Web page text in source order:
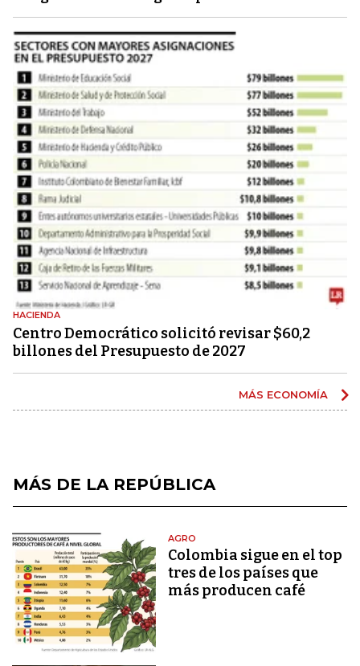
HACIENDA
Centro Democrático solicitó revisar $60,2
billones del Presupuesto de 2027
MÁS ECONOMÍA
MÁS DE LA REPÚBLICA
AGRO
Colombia sigue en el top
tres de los países que
más producen café